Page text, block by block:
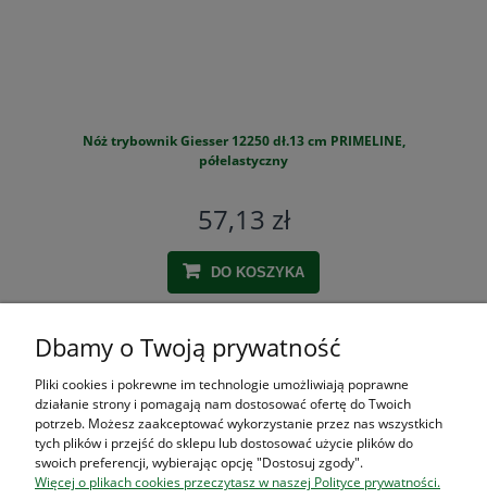
Nóż trybownik Giesser 12250 dł.13 cm PRIMELINE,
półelastyczny
57,13 zł
DO KOSZYKA
ZAKUPY
POMOC
MOJE KONTO
Dbamy o Twoją prywatność
Pliki cookies i pokrewne im technologie umożliwiają poprawne
działanie strony i pomagają nam dostosować ofertę do Twoich
potrzeb. Możesz zaakceptować wykorzystanie przez nas wszystkich
tych plików i przejść do sklepu lub dostosować użycie plików do
swoich preferencji, wybierając opcję "Dostosuj zgody".
Więcej o plikach cookies przeczytasz w naszej Polityce prywatności.